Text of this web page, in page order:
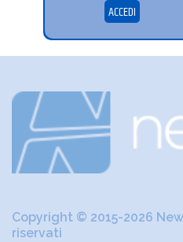
ACCEDI
Copyright © 2015-2026
riservati